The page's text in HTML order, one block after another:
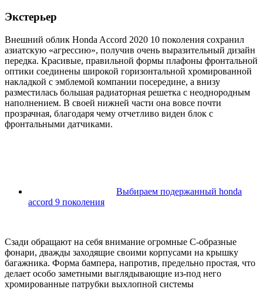
Экстерьер
Внешний облик Honda Accord 2020 10 поколения сохранил
азиатскую «агрессию», получив очень выразительный дизайн
передка. Красивые, правильной формы плафоны фронтальной
оптики соединены широкой горизонтальной хромированной
накладкой с эмблемой компании посередине, а внизу
разместилась большая радиаторная решетка с неоднородным
наполнением. В своей нижней части она вовсе почти
прозрачная, благодаря чему отчетливо виден блок с
фронтальными датчиками.
Выбираем подержанный honda
accord 9 поколения
Сзади обращают на себя внимание огромные С-образные
фонари, дважды заходящие своими корпусами на крышку
багажника. Форма бампера, напротив, предельно простая, что
делает особо заметными выглядывающие из-под него
хромированные патрубки выхлопной системы